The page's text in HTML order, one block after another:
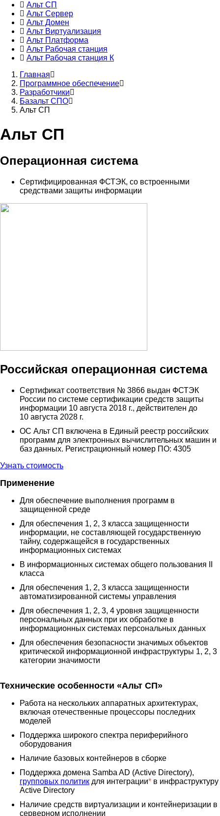
Основная
навигация
по
разработчикам
ПО
оборудования
Альт СП
Альт Сервер
Альт Домен
Альт Виртуализация
Альт Платформа
Альт Рабочая станция
Альт Рабочая станция К
Строка
навигации
Главная
Программное обеспечение
Разработчики
Базальт СПО
Альт СП
Альт СП
Операционная система
Сертифицированная ФСТЭК, со встроенными
средствами защиты информации
Российская операционная система
Сертификат соответствия № 3866 выдан ФСТЭК
России по системе сертификации средств защиты
информации 10 августа 2018 г., действителен до
10 августа 2028 г.
ОС Альт СП включена в Единый реестр российских
программ для электронных вычислительных машин и
баз данных. Регистрационный номер ПО: 4305
Узнать стоимость
Применение
Для обеспечение выполнения программ в
защищенной среде
Для обеспечения 1, 2, 3 класса защищенности
информации, не составляющей государственную
тайну, содержащейся в государственных
информационных системах
В информационных системах общего пользования II
класса
Для обеспечения 1, 2, 3 класса защищенности
автоматизированной системы управления
Для обеспечения 1, 2, 3, 4 уровня защищенности
персональных данных при их обработке в
информационных системах персональных данных
Для обеспечения безопасности значимых объектов
критической информационной инфраструктуры 1, 2, 3
категории значимости
Технические особенности «Альт СП»
Работа на нескольких аппаратных архитектурах,
включая отечественные процессоры последних
моделей
Поддержка широкого спектра периферийного
оборудования
Наличие базовых контейнеров в сборке
Поддержка домена Samba AD (Active Directory),
групповых политик для интеграции* в инфраструктуру
Active Directory
Наличие средств виртуализации и контейнеризации в
серверном исполнении